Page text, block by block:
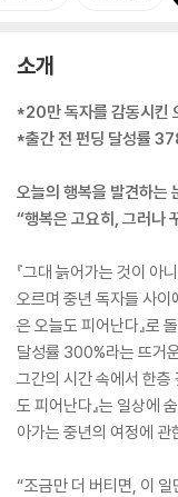
소개
*20만 독자를 감동시킨
*출간 전 펀딩 달성률
오늘의 행복을 발견하는
“행복은 고요히, 그러나
『그대 늙어가는 것이 아
오르며 중년 독자들 사이
은 오늘도 피어난다』로
달성률 300%라는 뜨거
그간의 시간 속에서 한층
도 피어난다』는 일상에
아가는 중년의 여정에 관
“조금만 더 버티면, 이